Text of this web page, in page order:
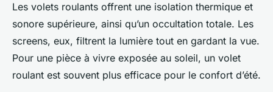
Les volets roulants offrent une isolation thermique et
sonore supérieure, ainsi qu’un occultation totale. Les
screens, eux, filtrent la lumière tout en gardant la vue.
Pour une pièce à vivre exposée au soleil, un volet
roulant est souvent plus efficace pour le confort d’été.